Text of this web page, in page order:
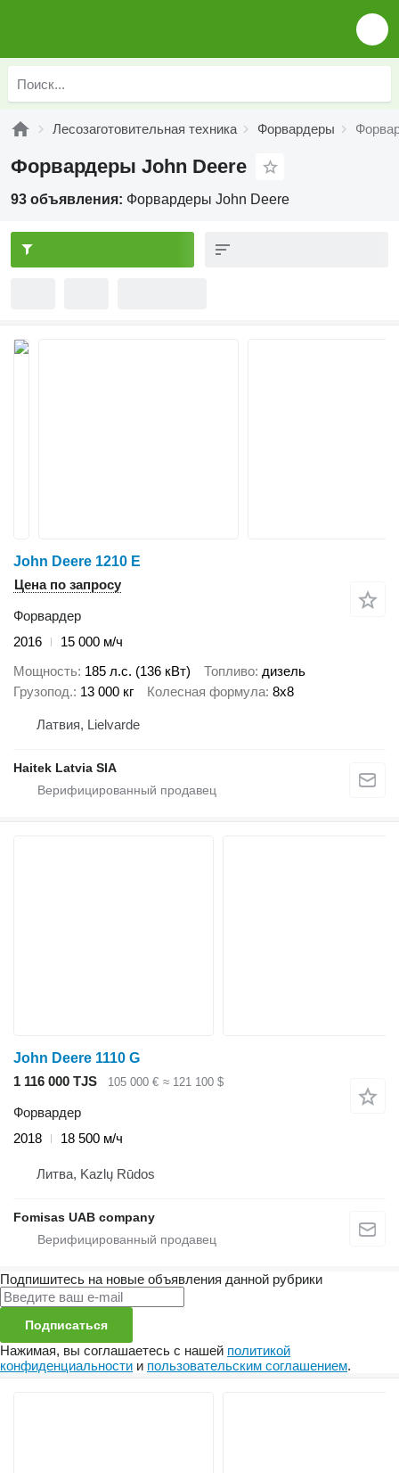
Лесозаготовительная техника Форвардеры
Форвардеры John Deere
93 объявления: Форвардеры John Deere
John Deere 1210 E
Цена по запросу
Форвардер
2016
15 000 м/ч
Мощность 185 л.с. (136 кВт) Топливо дизель
Грузопод. 13 000 кг Колесная формула 8x8
Латвия, Lielvarde
Haitek Latvia SIA
John Deere 1110 G
1 116 000 TJS
105 000 € ≈ 121 100 $
Форвардер
2018
18 500 м/ч
Литва, Kazlų Rūdos
Fomisas UAB company
Подпишитесь на новые объявления данной рубрики
Подписаться
Нажимая, вы соглашаетесь с нашей политикой
конфиденциальности и пользовательским соглашением.